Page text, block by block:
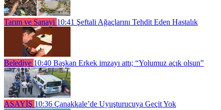
Tarım ve Sanayi 10:41 Şeftali Ağaçlarını Tehdit Eden Hastalık
Belediye 10:40 Başkan Erkek imzayı attı; “Yolumuz açık olsun”
ASAYİŞ 10:36 Çanakkale’de Uyuşturucuya Geçit Yok